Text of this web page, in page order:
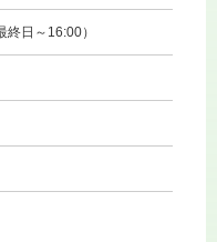
日～16:00）